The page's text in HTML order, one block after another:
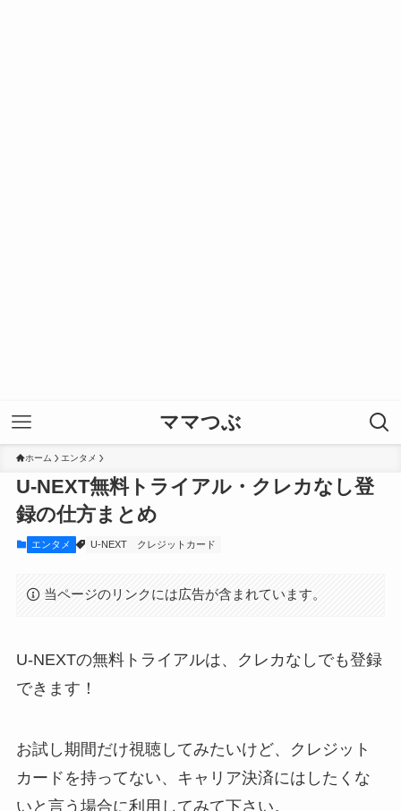
ママつぶ
ホーム エンタメ
U-NEXT無料トライアル・クレカなし登
録の仕方まとめ
エンタメ U-NEXT クレジットカード
当ページのリンクには広告が含まれています。
U-NEXTの無料トライアルは、クレカなしでも登録
できます！
お試し期間だけ視聴してみたいけど、クレジット
カードを持ってない、キャリア決済にはしたくな
いと言う場合に利用してみて下さい。